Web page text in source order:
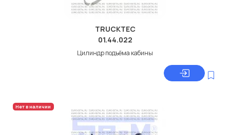
TRUCKTEC
01.44.022
Цилиндр подъёма кабины
Нет в наличии